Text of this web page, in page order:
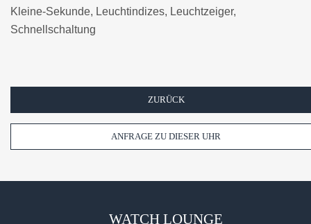
Kleine-Sekunde, Leuchtindizes, Leuchtzeiger,
Schnellschaltung
ZURÜCK
ANFRAGE ZU DIESER UHR
WATCH LOUNGE